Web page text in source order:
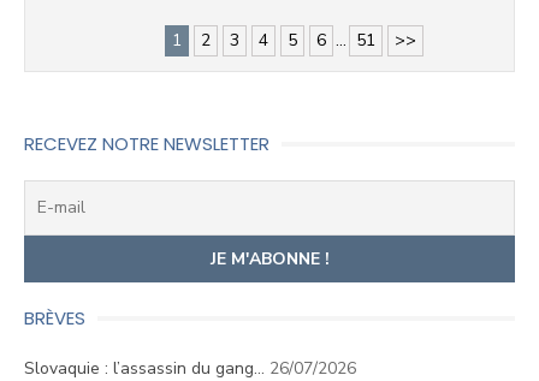
1 2 3 4 5 6 ... 51 >>
RECEVEZ NOTRE NEWSLETTER
BRÈVES
Slovaquie : l’assassin du gang… 26/07/2026